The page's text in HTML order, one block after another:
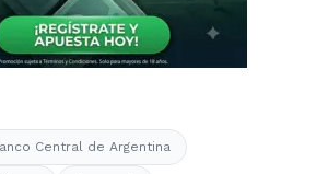
Central de Argentina